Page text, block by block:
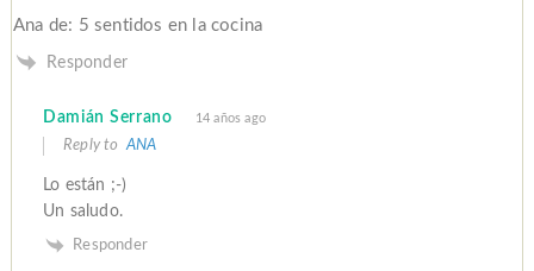
Ana de: 5 sentidos en la cocina
Responder
Damián Serrano 14 años ago
Reply toANA
Lo están ;-)
Un saludo.
Responder